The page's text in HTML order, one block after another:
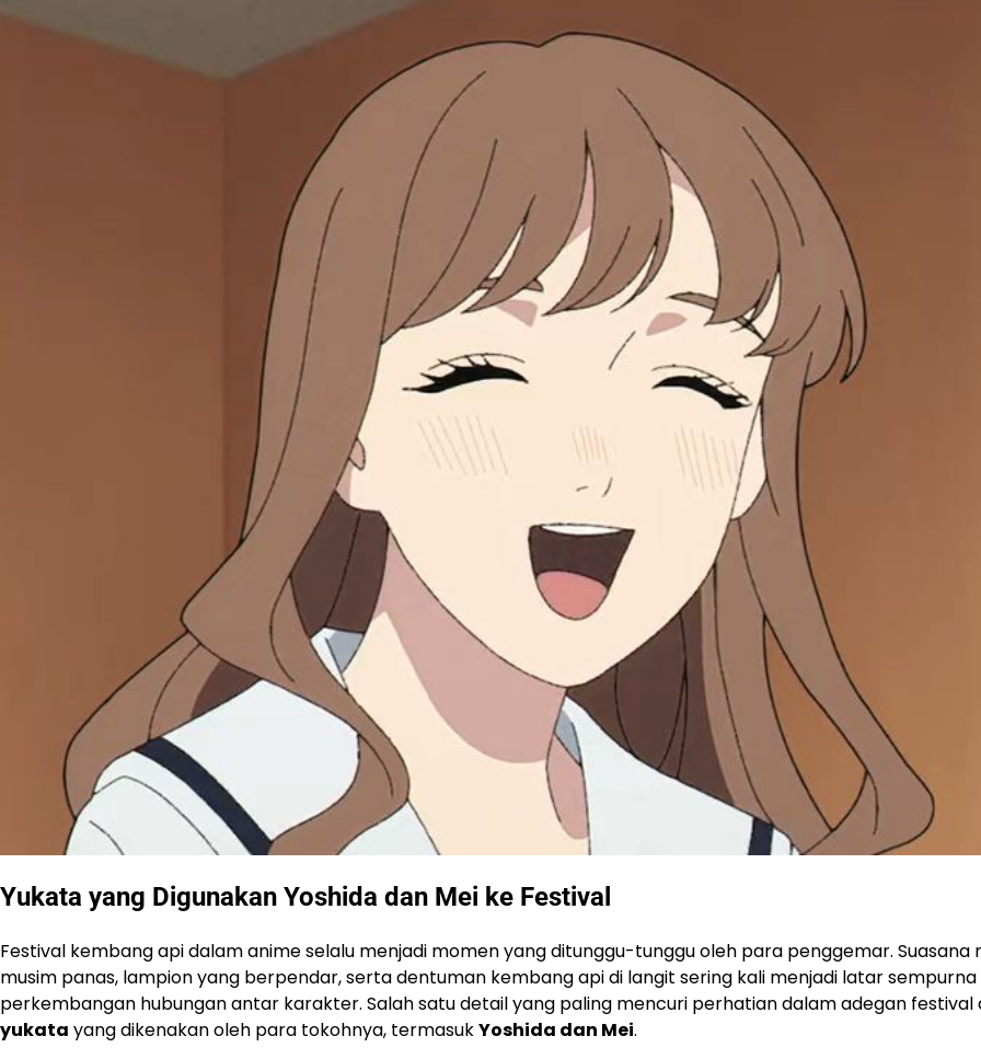
Yukata yang Digunakan Yoshida dan Mei ke Festival
Festival kembang api dalam anime selalu menjadi momen yang ditunggu-tunggu oleh para penggemar. Suasana
musim panas, lampion yang berpendar, serta dentuman kembang api di langit sering kali menjadi latar
perkembangan hubungan antar karakter. Salah satu detail yang paling mencuri perhatian dalam adegan festival
yukata yang dikenakan oleh para tokohnya, termasukYoshida dan Mei.